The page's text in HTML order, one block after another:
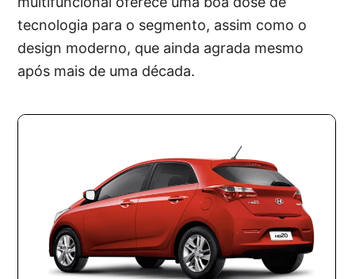
tecnologia para o segmento, assim como o
design moderno, que ainda agrada mesmo
após mais de uma década.